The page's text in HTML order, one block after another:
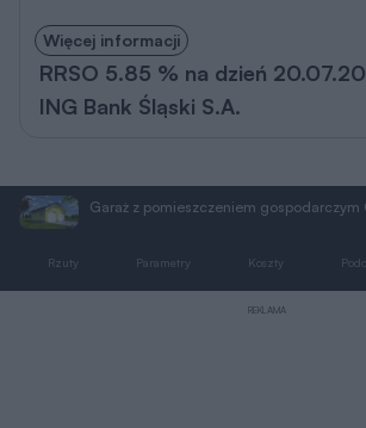
Więcej informacji
RRSO 5.85 % na dzień
ING Bank Śląski S.A.
Garaż z pomieszczeniem gospodarczym
Rzuty Parametry Koszty
REKLAMA